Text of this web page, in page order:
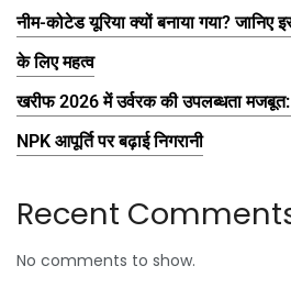
नीम-कोटेड यूरिया क्यों बनाया गया?
के लिए महत्व
खरीफ 2026 में उर्वरक की उपलब्धता
NPK आपूर्ति पर बढ़ाई निगरानी
Recent
No comments to show.